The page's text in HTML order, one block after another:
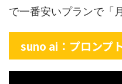
で一番安いプランで「
suno ai：プロンプ